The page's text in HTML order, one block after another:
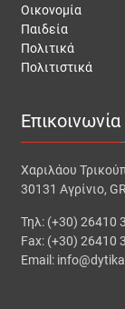
Οικονομία
Παιδεία
Πολιτικά
Πολιτιστικά
Επικοινωνία
Χαριλάου
30131 Αγρίνιο, GR
Τηλ: (+30) 26410
Fax: (+30) 26410
Email: